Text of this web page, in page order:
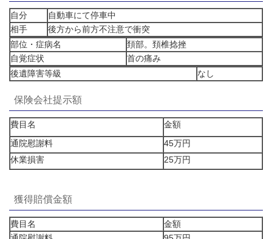
自分
自動車にて停車中
相手
後方から前方不注意で衝突
部位・症病名
頚部。頚椎捻挫
自覚症状
首の痛み
後遺障害等級
なし
保険会社提示額
費目名
金額
通院慰謝料
45万円
休業損害
25万円
獲得賠償金額
費目名
金額